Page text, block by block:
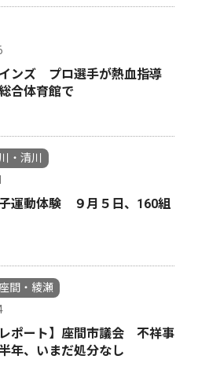
ンズ プロ選手が熱血指導
合体育館で
・清川
運動体験 ９月５日、160組
間・綾瀬
レポート】座間市議会 不祥事
年、いまだ処分なし